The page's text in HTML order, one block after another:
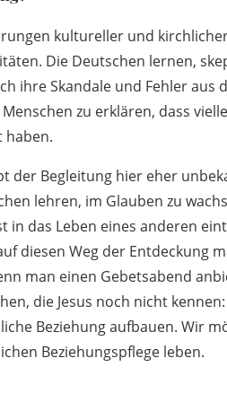
kultureller und
Die Deutschen lernen,
ihre Skandale und Fehler aus
zu erklären, dass
haben.
der Begleitung hier eher
lehren, im Glauben zu
in das Leben eines anderen
diesen Weg der Entdeckung
man einen Gebetsabend
die Jesus noch nicht
Beziehung aufbauen. Wir
Beziehungspflege leben.